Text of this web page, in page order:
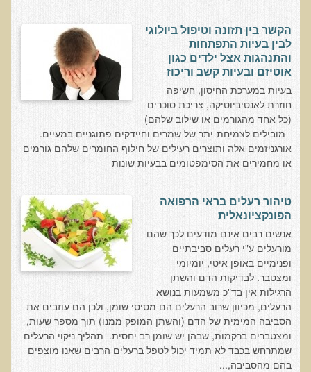
רכישת סדנת אוכלי כל, צמחונים או טבעונים
מערכת החיסון
כל האמת על שמנים ושומנים
רכישת סדנת כל האמת על שמנים ושומנים
מדיטציה
וידאו מדיטציה - כל החלקים
וידאו מדיטציה - חלק 1 - הסבר כללי
טבעונות הלכה למעשה
רכישת סדנת טבעונות הלכה למעשה
הרצאות ואירועים
סדנה בנושא: התא ובריאותך
הרצאות ואירועים קרובים
הקשר בין תזונה וטיפול ביולוגי
לבין בעיות התפתחות
והתנהגות אצל ילדים כגון
אוטיזם ובעיות קשב וריכוז
בעיות במערכת החיסון, חשיפה
חוזרת לאנטיביוטיקה, צריכת סוכרים
(כל אחד מהגורמים או שילוב שלהם)
- מובילים לצמיחת-יתר של שמרים וחיידקים פתוגניים במעיים.
אורגניזמים אלה ותוצרים רעילים של חילוף החומרים שלהם גורמים
או מחמירים את הסימפטומים בבעיות שונות
טיהור רעלים בראי הרפואה
הפונקציונאלית
אנשים רבים אינם מודעים לכך שהם
מורעלים ע"י רעלים סביבתיים
ופנימיים באופן איטי, יומיומי
ומצטבר. לבדיקות הדם והשתן
הרגילות אין בד"כ משמעות בנושא
הרעלים, מכיוון שרוב הרעלים הם מסיסי שומן, ולכן הם עוזבים את
הסביבה המימית של הדם (והשתן המופק ממנו) תוך מספר שעות,
ומצטברים ברקמות, שבהן יש שומן רב יחסית. תהליך ניקוי הרעלים
שמתרחש בכבד לא תמיד יכול לטפל ברעלים הרבים שאנו מוצפים
בהם מהסביבה,...